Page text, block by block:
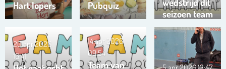
Hart lopers Pubquiz
seizoen team
Trianta 01
20 apr 2026
16:41
Team van
14 apr 2026
09:54